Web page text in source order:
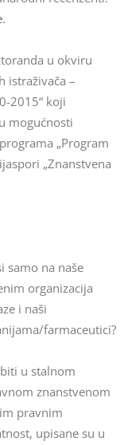
.
u okviru
istraživača –
2015“ koji
mogućnosti
„Program
„Znanstvena
samo na naše
organizacija
i naši
farmaceutici?
u stalnom
znanstvenom
pravnim
upisane su u